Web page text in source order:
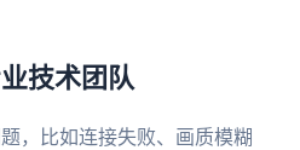
技术团队
，比如连接失败、画质模糊